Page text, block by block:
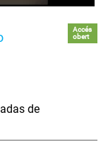
Accés
obert
de